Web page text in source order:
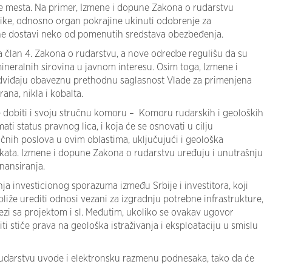
Na primer, Izmene i dopune Zakona o rudarstvu
odnosno organ pokrajine ukinuti odobrenje za
dostavi neko od pomenutih sredstava obezbeđenja.
član 4. Zakona o rudarstvu, a nove odredbe regulišu da su
sirovina u javnom interesu. Osim toga, Izmene i
obaveznu prethodnu saglasnost Vlade za primenjena
nikla i kobalta.
dobiti i svoju stručnu komoru – Komoru rudarskih i geoloških
status pravnog lica, i koja će se osnovati u cilju
poslova u ovim oblastima, uključujući i geološka
Izmene i dopune Zakona o rudarstvu uređuju i unutrašnju
investicionog sporazuma između Srbije i investitora, koji
urediti odnosi vezani za izgradnju potrebne infrastrukture,
sa projektom i sl. Međutim, ukoliko se ovakav ugovor
stiče prava na geološka istraživanja i eksploataciju u smislu
uvode i elektronsku razmenu podnesaka, tako da će